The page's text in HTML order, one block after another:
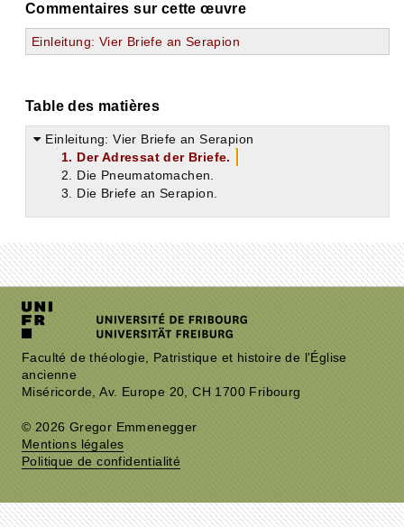
Commentaires sur cette œuvre
Einleitung: Vier Briefe an Serapion
Table des matières
Einleitung: Vier Briefe an Serapion
1. Der Adressat der Briefe.
2. Die Pneumatomachen.
3. Die Briefe an Serapion.
Faculté de théologie, Patristique et histoire de l'Église
ancienne
Miséricorde, Av. Europe 20, CH 1700 Fribourg
© 2026 Gregor Emmenegger
Mentions légales
Politique de confidentialité